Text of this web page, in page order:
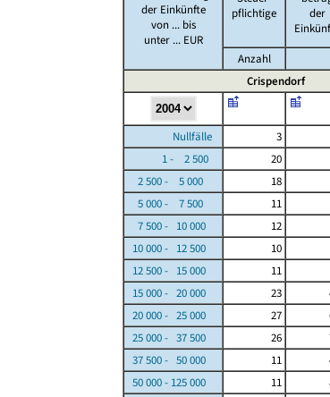
der Einkünfte
von ... bis
unter ... EUR
pflichtige
der
Anzahl
Crispendorf
Nullfälle 3
1 - 2 500
20
2 500 - 5 000
18
5 000 - 7 500
11
7 500 - 10 000
12
10 000 - 12 500
10
12 500 - 15 000
11
15 000 - 20 000
23
20 000 - 25 000
27
25 000 - 37 500
26
37 500 - 50 000
11
50 000 - 125 000
11